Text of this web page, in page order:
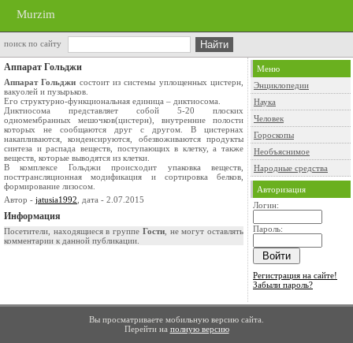
Murzim
поиск по сайту
Аппарат Гольджи
Аппарат Гольджи состоит из системы уплощенных цистерн,
вакуолей и пузырьков.
Его структурно-функциональная единица – диктиосома.
Диктиосома представляет собой 5-20 плоских
одномембранных мешочков(цистерн), внутренние полости
которых не сообщаются друг с другом. В цистернах
накапливаются, конденсируются, обезвоживаются продукты
синтеза и распада веществ, поступающих в клетку, а также
веществ, которые выводятся из клетки.
В комплексе Гольджи происходит упаковка веществ,
посттрансляционная модификация и сортировка белков,
формирование лизосом.
Автор - jatusia1992 , дата - 2.07.2015
Информация
Посетители, находящиеся в группе Гости, не могут оставлять
комментарии к данной публикации.
Меню
Энциклопедии
Наука
Человек
Гороскопы
Необъяснимое
Народные средства
Авторизация
Логин:
Пароль:
Регистрация на сайте!
Забыли пароль?
Вы просматриваете мобильную версию сайта.
Перейти на полную версию